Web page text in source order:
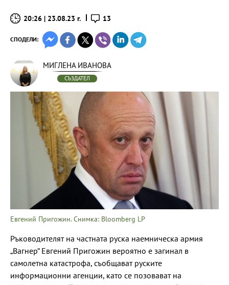
20:26 | 23.08.23 г. 13
СПОДЕЛИ:
МИГЛЕНА ИВАНОВА
СЪЗДАТЕЛ
Евгений Пригожин. Снимка: Bloomberg LP
Ръководителят на частната руска наемническа армия
„Вагнер“ Евгений Пригожин вероятно е загинал в
самолетна катастрофа, съобщават руските
информационни агенции, като се позовават на